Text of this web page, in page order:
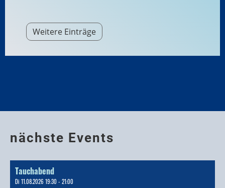
Weitere Einträge
nächste Events
Tauchabend
Di 11.08.2026 19:30 - 21:00